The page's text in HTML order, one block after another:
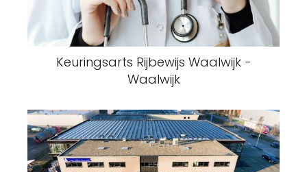
Keuringsarts Rijbewijs Waalwijk -
Waalwijk